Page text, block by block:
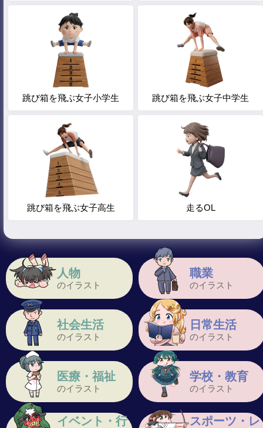
人物
のイラスト
職業
のイラスト
社会生活
のイラスト
日常生活
のイラスト
医療・福祉
のイラスト
学校・教育
のイラスト
イベント・行
スポーツ・レ
跳び箱を飛ぶ女子小学生 跳び箱を飛ぶ女子中学生
跳び箱を飛ぶ女子高生 走るOL